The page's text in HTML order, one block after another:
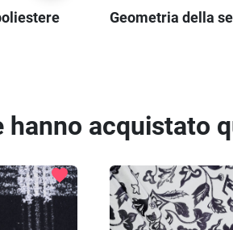
Geometria della
hanno acquistato
favorite